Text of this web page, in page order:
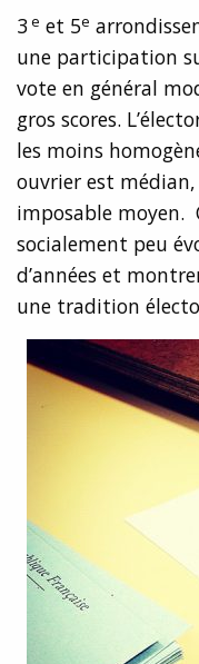
3 e et 5e
une participation
vote en général
gros scores.
les moins
ouvrier est
imposable moyen.
socialement peu
d’années et
une tradition